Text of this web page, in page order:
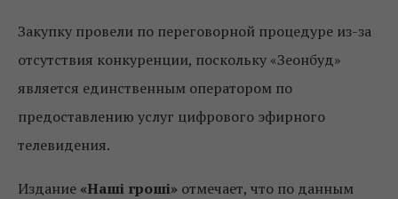
Закупку провели по переговорной процедуре из-за
отсутствия конкуренции, поскольку «Зеонбуд»
является единственным оператором по
предоставлению услуг цифрового эфирного
телевидения.
Издание «Наші гроші» отмечает, что по данным